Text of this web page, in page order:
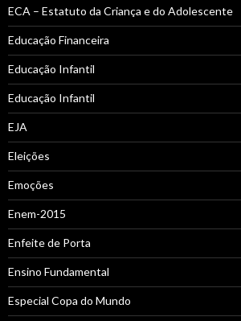
ECA – Estatuto da Criança e do Adolescente
Educação Financeira
Educação Infantil
Educação Infantil
EJA
Eleições
Emoções
Enem-2015
Enfeite de Porta
Ensino Fundamental
Especial Copa do Mundo